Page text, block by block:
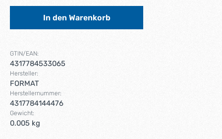
In den Warenkorb
GTIN/EAN:
4317784533065
Hersteller:
FORMAT
Herstellernummer:
4317784144476
Gewicht:
0.005 kg